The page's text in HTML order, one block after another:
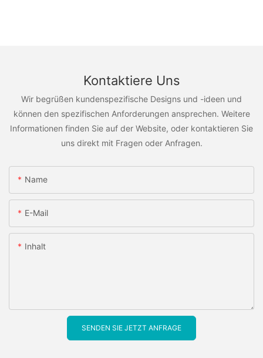
Kontaktiere Uns
Wir begrüßen kundenspezifische Designs und -ideen und
können den spezifischen Anforderungen ansprechen. Weitere
Informationen finden Sie auf der Website, oder kontaktieren Sie
uns direkt mit Fragen oder Anfragen.
Name
E-Mail
Inhalt
SENDEN SIE JETZT ANFRAGE